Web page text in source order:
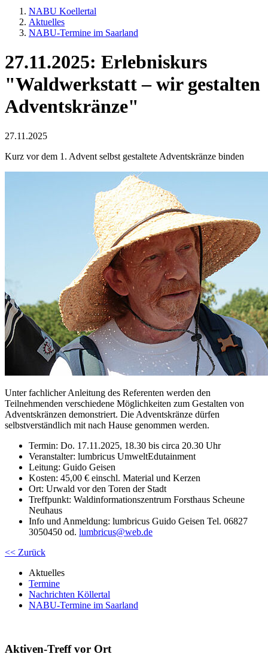
NABU Koellertal
Aktuelles
NABU-Termine im Saarland
27.11.2025: Erlebniskurs
"Waldwerkstatt – wir gestalten
Adventskränze"
27.11.2025
Kurz vor dem 1. Advent selbst gestaltete Adventskränze binden
Unter fachlicher Anleitung des Referenten werden den
Teilnehmenden verschiedene Möglichkeiten zum Gestalten von
Adventskränzen demonstriert. Die Adventskränze dürfen
selbstverständlich mit nach Hause genommen werden.
Termin: Do. 17.11.2025, 18.30 bis circa 20.30 Uhr
Veranstalter: lumbricus UmweltEdutainment
Leitung: Guido Geisen
Kosten: 45,00 € einschl. Material und Kerzen
Ort: Urwald vor den Toren der Stadt
Treffpunkt: Waldinformationszentrum Forsthaus Scheune
Neuhaus
Info und Anmeldung: lumbricus Guido Geisen Tel. 06827
3050450 od. lumbricus@web.de
<< Zurück
Aktuelles
Termine
Nachrichten Köllertal
NABU-Termine im Saarland
Aktiven-Treff vor Ort